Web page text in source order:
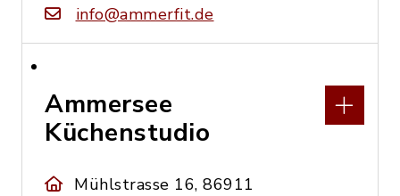
info@ammerfit.de
Ammersee
Küchenstudio
Mühlstrasse 16, 86911